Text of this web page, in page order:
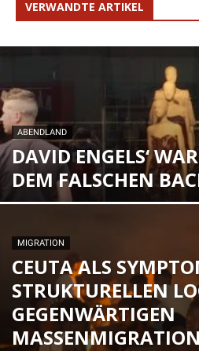
VERWANDTE ARTIKEL
ABENDLAND
DAVID ENGELS‘
DEM FALSCHEN
MIGRATION
CEUTA ALS
STRUKTURELLEN
GEGENWÄRTIGEN
MASSENMIGRATION